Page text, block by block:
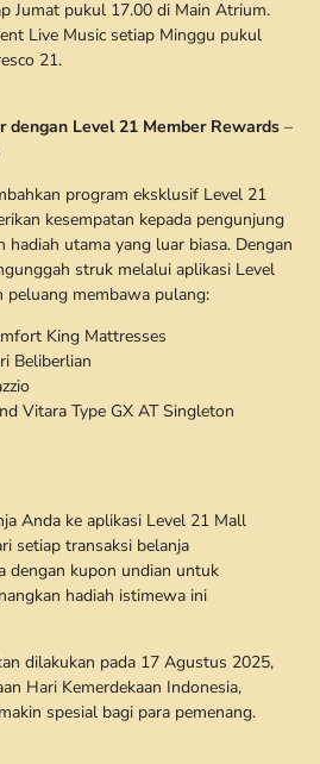
Jumat pukul 17.00 di Main Atrium.
Live Music setiap Minggu pukul
21.
dengan Level 21 Member Rewards –
program eksklusif Level 21
kesempatan kepada pengunjung
hadiah utama yang luar biasa. Dengan
struk melalui aplikasi Level
peluang membawa pulang:
King Mattresses
Beliberlian
Vitara Type GX AT Singleton
Anda ke aplikasi Level 21 Mall
setiap transaksi belanja
dengan kupon undian untuk
hadiah istimewa ini
dilakukan pada 17 Agustus 2025,
Hari Kemerdekaan Indonesia,
spesial bagi para pemenang.